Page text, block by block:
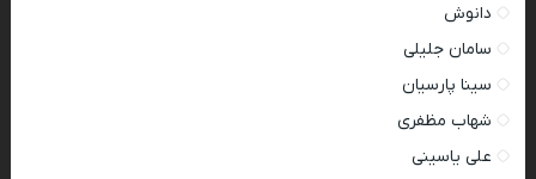
دانوش
سامان جلیلی
سینا پارسیان
شهاب مظفری
علی یاسینی